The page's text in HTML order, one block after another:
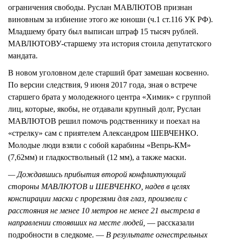
ограничения свободы. Руслан МАВЛЮТОВ признан
виновным за избиение этого же юноши (ч.1 ст.116 УК РФ).
Младшему брату был выписан штраф 15 тысяч рублей.
МАВЛЮТОВУ-старшему эта история стоила депутатского
мандата.
В новом уголовном деле старший брат замешан косвенно.
По версии следствия, 9 июня 2017 года, зная о встрече
старшего брата у молодежного центра «Химик» с группой
лиц, которые, якобы, не отдавали крупный долг, Руслан
МАВЛЮТОВ решил помочь родственнику и поехал на
«стрелку» сам с приятелем Александром ШЕВЧЕНКО.
Молодые люди взяли с собой карабины «Вепрь-КМ»
(7,62мм) и гладкоствольный (12 мм), а также маски.
— Дождавшись прибытия второй конфликтующий
стороны МАВЛЮТОВ и ШЕВЧЕНКО, надев в целях
конспирации маски с прорезями для глаз, произвели с
расстояния не менее 10 метров не менее 21 выстрела в
направлении стоявших на месте людей, — рассказали
подробности в следкоме. — В результате огнестрельных